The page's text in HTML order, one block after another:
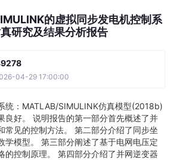
的虚拟同步发电机控制系
研究及结果分析报告
04-29 17:00:00
统：MATLAB/SIMULINK仿真模型(2018b)
良好。 说明报告的第一部分首先概述了并
常见的控制方法。 第二部分介绍了同步坐
学模型。 第三部分阐述了基于电网电压定
的控制原理。 第四部分介绍了并网逆变器